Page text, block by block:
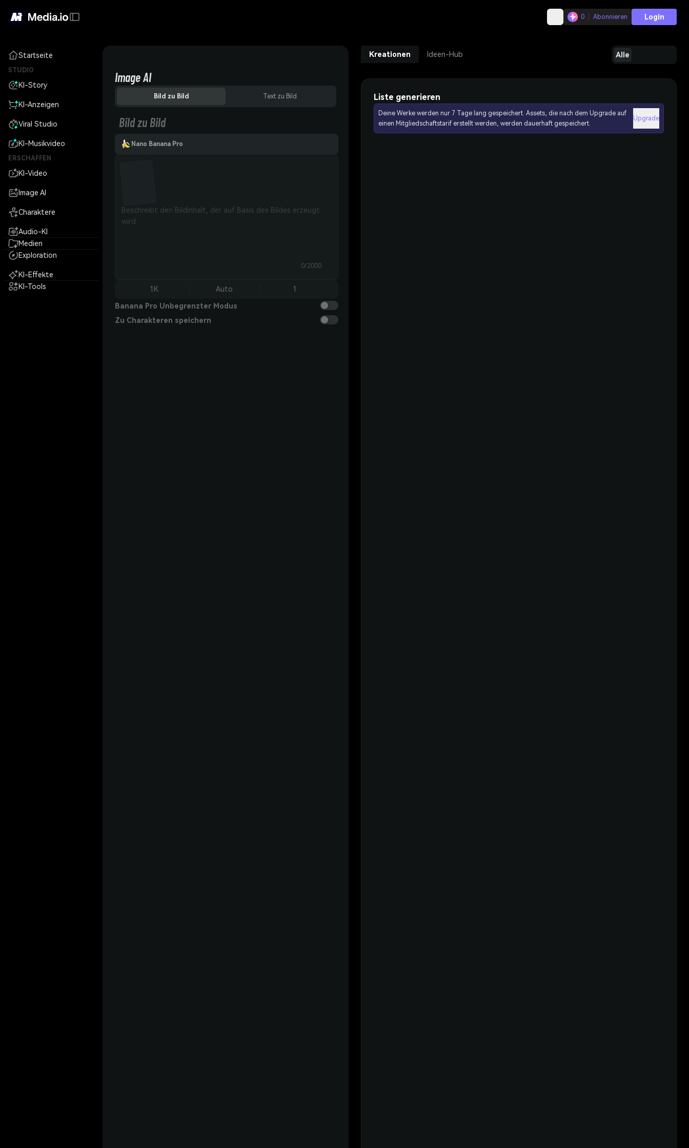
0 Abonnieren Login
Startseite
STUDIO
KI-Story
KI-Anzeigen
Viral Studio
KI-Musikvideo
ERSCHAFFEN
KI-Video
Image AI
Charaktere
Audio-KI
Medien
Exploration
KI-Effekte
KI-Tools
Image AI
Bild zu Bild Text zu Bild
Bild zu Bild
Nano Banana Pro
0/2000
1K Auto 1
Banana Pro Unbegrenzter Modus
Zu Charakteren speichern
Kreationen Ideen-Hub Alle
Liste generieren
Deine Werke werden nur 7 Tage lang gespeichert. Assets, die nach dem Upgrade auf
einen Mitgliedschaftstarif erstellt werden, werden dauerhaft gespeichert.
Upgrade